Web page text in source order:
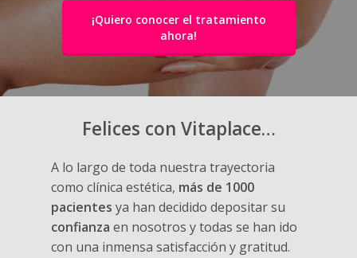
¡Quiero conocer el tratamiento
ahora!
Felices con Vitaplace…
A lo largo de toda nuestra trayectoria
como clínica estética, más de 1000
pacientes ya han decidido depositar su
confianza en nosotros y todas se han ido
con una inmensa satisfacción y gratitud.